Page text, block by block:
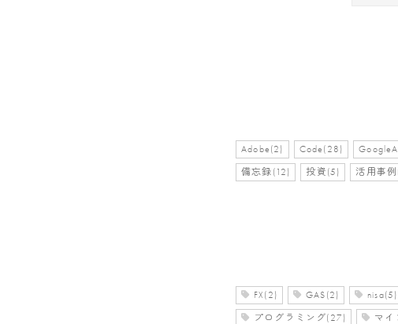
Adobe(2) Code(28)
備忘録(12) 投資(5) 活用事
FX(2) GAS(2) nisa(5)
プログラミング(27) マイ